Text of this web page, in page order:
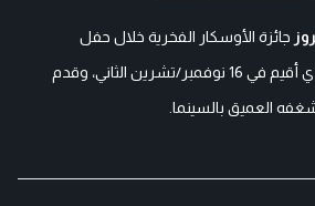
جائزة الأوسكار الفخرية خلال حفل
الذي أقيم في 16 نوفمبر/تشرين الثاني، وقدم
العميق بالسينما.